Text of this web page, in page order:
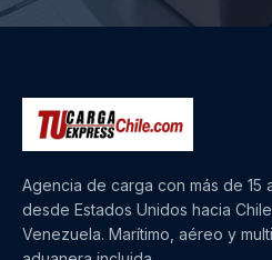
Agencia de carga con más de 15
desde Estados Unidos hacia
Venezuela. Marítimo, aéreo y